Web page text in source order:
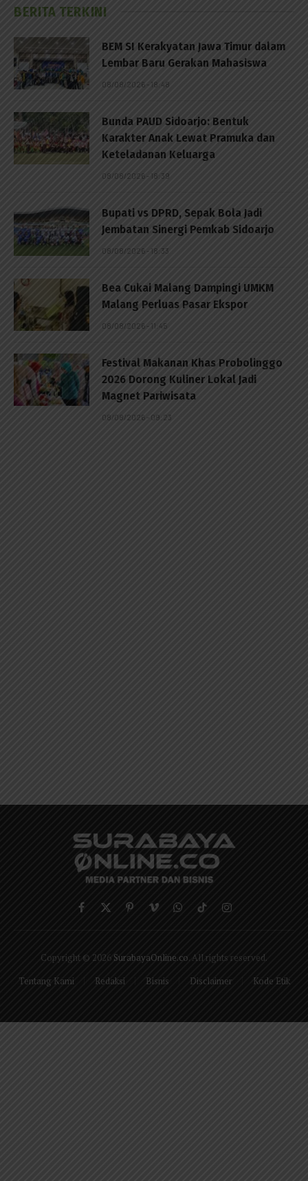
BERITA TERKINI
BEM SI Kerakyatan Jawa Timur dalam
Lembar Baru Gerakan Mahasiswa
08/08/2026 - 18:48
Bunda PAUD Sidoarjo: Bentuk
Karakter Anak Lewat Pramuka dan
Keteladanan Keluarga
08/08/2026 - 18:39
Bupati vs DPRD, Sepak Bola Jadi
Jembatan Sinergi Pemkab Sidoarjo
08/08/2026 - 18:33
Bea Cukai Malang Dampingi UMKM
Malang Perluas Pasar Ekspor
08/08/2026 - 11:45
Festival Makanan Khas Probolinggo
2026 Dorong Kuliner Lokal Jadi
Magnet Pariwisata
08/08/2026 - 09:23
Facebook
X
PinterestVimeoWhatsApp
TikTokInstagram
Copyright © 2026 SurabayaOnline.co. All rights reserved.
Tentang Kami
Redaksi Bisnis Disclaimer Kode Etik